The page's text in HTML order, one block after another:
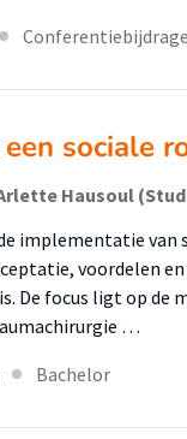
Conferentiebijdrage
sociale
Hausoul
implementatie van
voordelen
De focus ligt op de
…
Bachelor